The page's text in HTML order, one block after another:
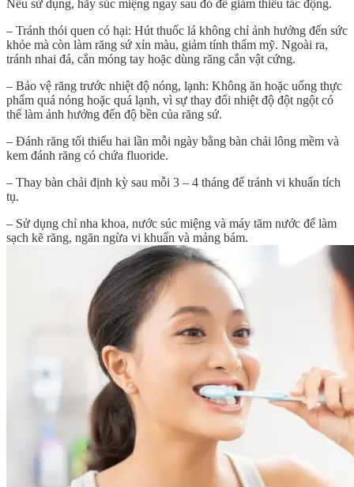
Nếu sử dụng, hãy súc miệng ngay sau đó để giảm thiểu tác động.
– Tránh thói quen có hại: Hút thuốc lá không chỉ ảnh hưởng đến sức
khỏe mà còn làm răng sứ xỉn màu, giảm tính thẩm mỹ. Ngoài ra,
tránh nhai đá, cắn móng tay hoặc dùng răng cắn vật cứng.
– Bảo vệ răng trước nhiệt độ nóng, lạnh: Không ăn hoặc uống thực
phẩm quá nóng hoặc quá lạnh, vì sự thay đổi nhiệt độ đột ngột có
thể làm ảnh hưởng đến độ bền của răng sứ.
– Đánh răng tối thiểu hai lần mỗi ngày bằng bàn chải lông mềm và
kem đánh răng có chứa fluoride.
– Thay bàn chải định kỳ sau mỗi 3 – 4 tháng để tránh vi khuẩn tích
tụ.
– Sử dụng chỉ nha khoa, nước súc miệng và máy tăm nước để làm
sạch kẽ răng, ngăn ngừa vi khuẩn và mảng bám.